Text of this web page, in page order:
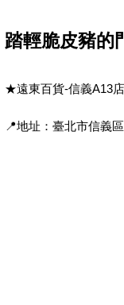
踏輕脆皮豬的
★遠東百貨-信義A13
📍地址：臺北市信義